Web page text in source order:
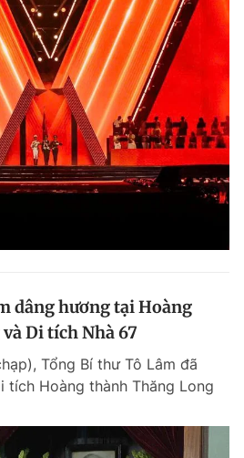
dâng hương tại Hoàng
Di tích Nhà 67
Tổng Bí thư Tô Lâm đã
tích Hoàng thành Thăng Long